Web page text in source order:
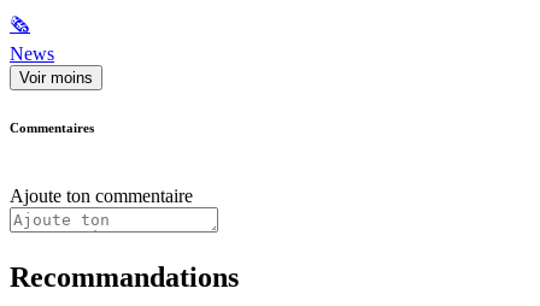
🗞
News
Voir moins
Commentaires
Ajoute ton commentaire
Recommandations